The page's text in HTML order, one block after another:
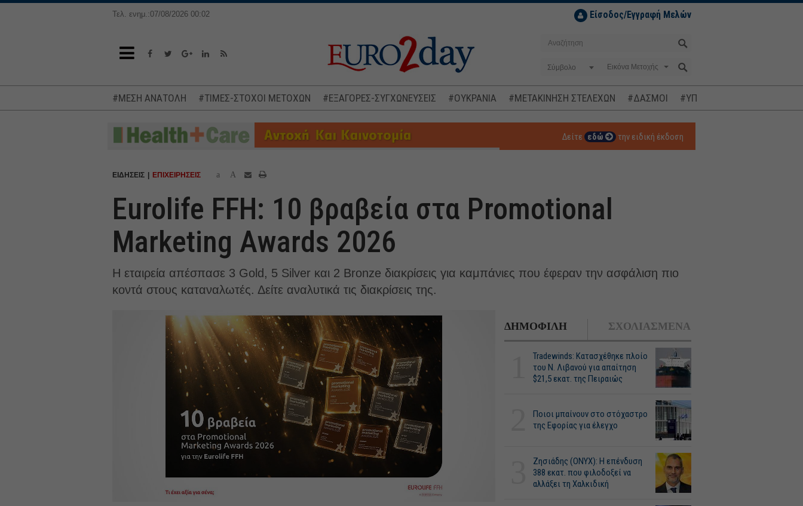
Τελ. ενημ.:07/08/2026 00:02 Είσοδος/Εγγραφή Μελών
Σύμβολο
#ΜΕΣΗ ΑΝΑΤΟΛΗ #ΤΙΜΕΣ-ΣΤΟΧΟΙ ΜΕΤΟΧΩΝ #ΕΞΑΓΟΡΕΣ-ΣΥΓΧΩΝΕΥΣΕΙΣ #ΟΥΚΡΑΝΙΑ #ΜΕΤΑΚΙΝΗΣΗ ΣΤΕΛΕΧΩΝ #ΔΑΣΜΟΙ #ΥΠΟΚΛΟΠΕΣ
Δείτε εδώ την ειδική έκδοση
ΕΙΔΗΣΕΙΣ ΕΠΙΧΕΙΡΗΣΕΙΣ a A
Eurolife FFH: 10 βραβεία στα Promotional
Marketing Awards 2026
Η εταιρεία απέσπασε 3 Gold, 5 Silver και 2 Bronze διακρίσεις για καμπάνιες που έφεραν την ασφάλιση πιο
κοντά στους καταναλωτές. Δείτε αναλυτικά τις διακρίσεις της.
ΔΗΜΟΦΙΛΗ ΣΧΟΛΙΑΣΜΕΝΑ
Tradewinds: Κατασχέθηκε πλοίο
του Ν. Λιβανού για απαίτηση
$21,5 εκατ. της Πειραιώς
Ποιοι μπαίνουν στο στόχαστρο
της Εφορίας για έλεγχο
Ζησιάδης (ONYX): Η επένδυση
388 εκατ. που φιλοδοξεί να
αλλάξει τη Χαλκιδική